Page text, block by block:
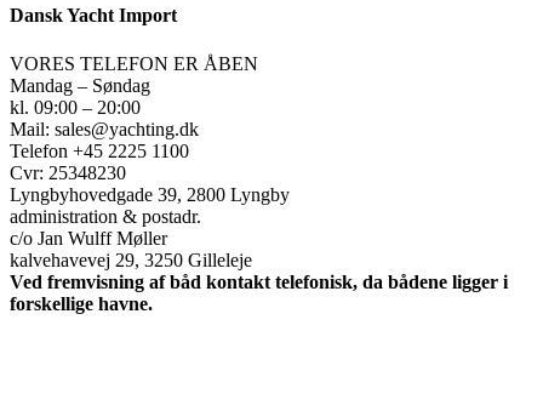
Dansk Yacht Import
VORES TELEFON ER ÅBEN
Mandag – Søndag
kl. 09:00 – 20:00
Mail: sales@yachting.dk
Telefon +45 2225 1100
Cvr: 25348230
Lyngbyhovedgade 39, 2800 Lyngby
administration & postadr.
c/o Jan Wulff Møller
kalvehavevej 29, 3250 Gilleleje
Ved fremvisning af båd kontakt telefonisk, da bådene ligger i
forskellige havne.